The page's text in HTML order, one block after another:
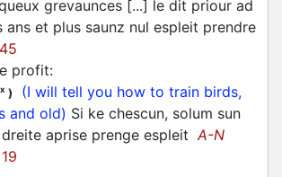
grevaunces [...] le dit priour ad
ans et plus saunz nul espleit prendre
profit:
)
(I will tell you how to train birds,
and old) Si ke chescun, solum sun
aprise prenge espleitA-N
19